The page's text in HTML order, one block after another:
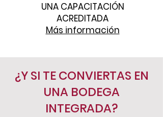
UNA CAPACITACIÓN
ACREDITADA
Más información
¿Y SI TE CONVIERTAS EN
UNA BODEGA
INTEGRADA?